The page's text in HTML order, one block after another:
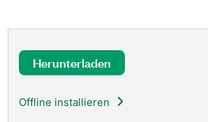
Herunterladen
Offline installieren